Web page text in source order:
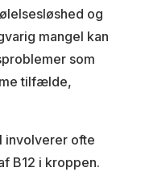
og
mangel kan
som
tilfælde,
involverer ofte
B12 i kroppen.